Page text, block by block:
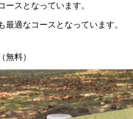
スとなっています。
適なコースとなっています。
料）